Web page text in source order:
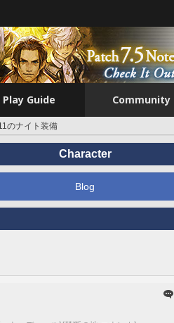
Play Guide Community
のナイト装備
Character
Blog